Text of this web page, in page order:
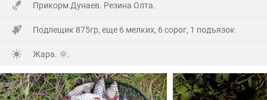
Прикорм Дунаев. Резина Олта.
Подлещик 875гр, еще 6 мелких, 6 сорог, 1 подъязок
Жара. 🌞.